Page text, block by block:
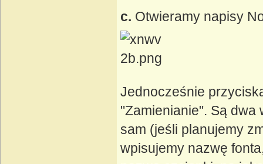
c. Otwieramy napisy
Jednocześnie
"Zamienianie". Są
sam (jeśli planujemy
wpisujemy nazwę